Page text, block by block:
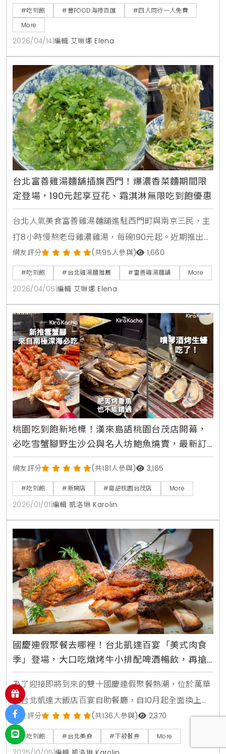
眾化，主題性的季節料理結合視覺互動體驗，已成為消
費者選擇百匯的關鍵考量，這不僅提升了餐飲的趣味
性，更能透過專業技藝展示，確立品牌在海味料理上的
職人權威。
#吃到飽 #豐FOOD海陸百匯
#四人同行一人免費
More
2026/04/14 編輯 艾琳娜 Elena
台北富善雞湯麵舖插旗西門！爆濃香菜麵期間限
定登場，190元起享豆花、霜淇淋無限吃到飽優惠
台北人氣美食富善雞湯麵舖進駐西門町與南京三民，主
打8小時慢熬老母雞濃雞湯，每碗190元起。近期推出期
間限定爆濃香菜雞湯麵，並提供豆花、霜淇淋及飲料無
限吃到飽，是個人用餐的平價療癒首選。
網友評分 (共95人參與) 1,660
#吃到飽 #台北雞湯麵推薦 #富善雞湯麵舖 More
2026/04/05 編輯 艾琳娜 Elena
桃園吃到飽新地標！漢來島語桃園台茂店開幕，
必吃雪蟹腳野生沙公與名人坊鮑魚燒賣，最新訂
位攻略與完整價位一次看清楚
網友評分 (共181人參與) 3,165
#吃到飽 #新開店 #島語桃園台茂店 More
2026/01/01 編輯 凱洛琳 Karolin
國慶連假聚餐去哪裡！台北凱達百宴「美式肉食
季」登場，大口吃燉烤牛小排配啤酒暢飲，再搶
買10送5餐券
為了迎接即將到來的雙十國慶連假聚餐熱潮，位於萬華
的台北凱達大飯店百宴自助餐廳，自10月起全面換上新
主題，盛大推出「美式肉食季」限定料理，主廚團隊以
豪邁的美式風味為靈感，設計超過十道全新肉食菜色，
並提供柏克金啤酒無限暢飲，讓消費者能盡情大快朵
網友評分 (共136人參與) 2,370
#吃到飽 #台北美食 #下殺餐券 More